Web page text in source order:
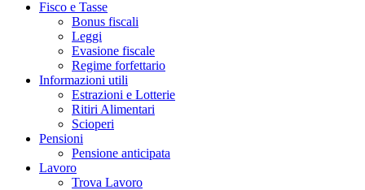
Fisco e Tasse
Bonus fiscali
Leggi
Evasione fiscale
Regime forfettario
Informazioni utili
Estrazioni e Lotterie
Ritiri Alimentari
Scioperi
Pensioni
Pensione anticipata
Lavoro
Trova Lavoro